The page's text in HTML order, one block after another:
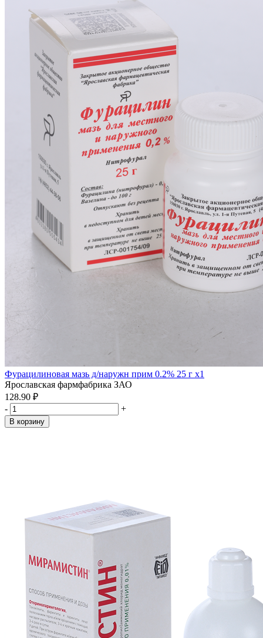
Фурацилиновая мазь д/наружн прим 0.2% 25 г x1
Ярославская фармфабрика ЗАО
128.90 ₽
-
+
В корзину